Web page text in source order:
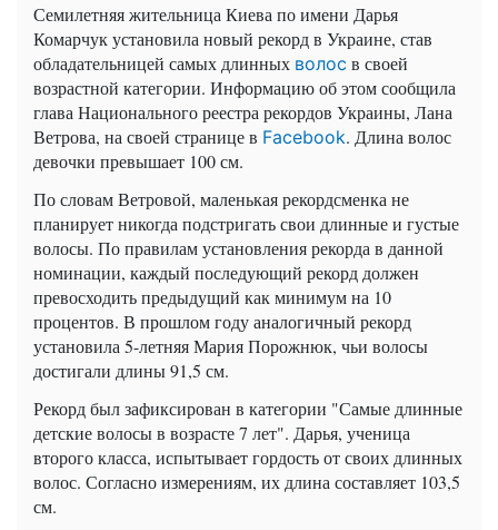
Семилетняя жительница Киева по имени Дарья
Комарчук установила новый рекорд в Украине, став
обладательницей самых длинных волос в своей
возрастной категории. Информацию об этом сообщила
глава Национального реестра рекордов Украины, Лана
Ветрова, на своей странице в Facebook. Длина волос
девочки превышает 100 см.
По словам Ветровой, маленькая рекордсменка не
планирует никогда подстригать свои длинные и густые
волосы. По правилам установления рекорда в данной
номинации, каждый последующий рекорд должен
превосходить предыдущий как минимум на 10
процентов. В прошлом году аналогичный рекорд
установила 5-летняя Мария Порожнюк, чьи волосы
достигали длины 91,5 см.
Рекорд был зафиксирован в категории "Самые длинные
детские волосы в возрасте 7 лет". Дарья, ученица
второго класса, испытывает гордость от своих длинных
волос. Согласно измерениям, их длина составляет 103,5
см.